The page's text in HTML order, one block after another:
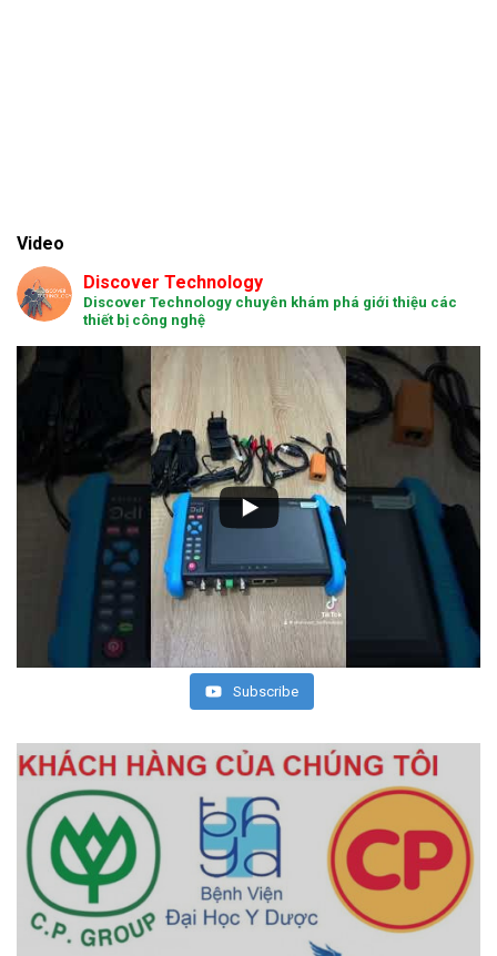
Video
Discover Technology
Discover Technology chuyên khám phá giới thiệu các
thiết bị công nghệ
Subscribe